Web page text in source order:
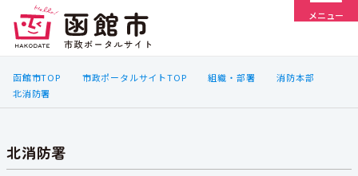
メニュー
函館市TOP 市政ポータルサイトTOP 組織・部署
消防本部
北消防署
北消防署